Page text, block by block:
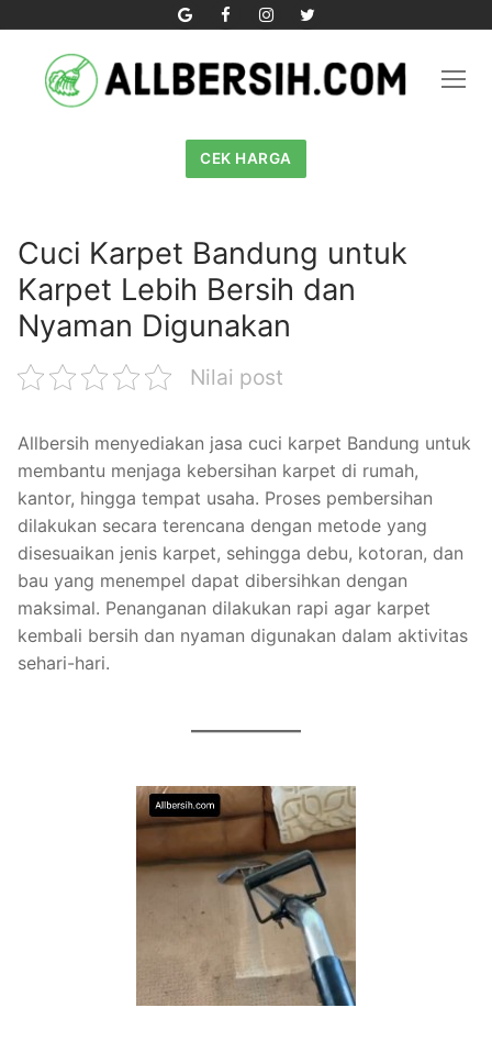
content
CEK HARGA
Cuci Karpet Bandung untuk
Karpet Lebih Bersih dan
Nyaman Digunakan
Nilai post
Allbersih menyediakan jasa cuci karpet Bandung untuk
membantu menjaga kebersihan karpet di rumah,
kantor, hingga tempat usaha. Proses pembersihan
dilakukan secara terencana dengan metode yang
disesuaikan jenis karpet, sehingga debu, kotoran, dan
bau yang menempel dapat dibersihkan dengan
maksimal. Penanganan dilakukan rapi agar karpet
kembali bersih dan nyaman digunakan dalam aktivitas
sehari-hari.